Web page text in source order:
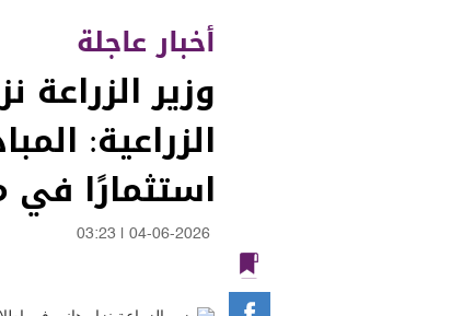
أخبار عاجلة
وزير
الزراعية:
استثمارًا في
04-06-2026
03:23